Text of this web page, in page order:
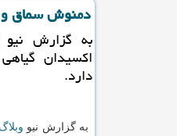
دمنوش سماق و
اکسیدان
دارد.
به گزارش نیو وبلاگ